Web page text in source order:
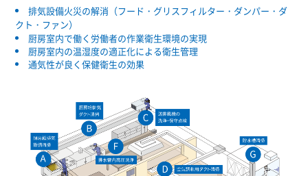
排気設備火災の解消（フード・グリスフィルター・ダンパー・ダ
クト・ファン）
厨房室内で働く労働者の作業衛生環境の実現
厨房室内の温湿度の適正化による衛生管理
通気性が良く保健衛生の効果